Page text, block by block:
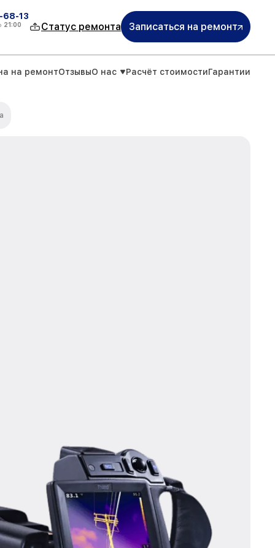
68-13
21:00 Статус ремонта Записаться на ремонт
на ремонтОтзывыО нас Расчёт стоимостиГарантии